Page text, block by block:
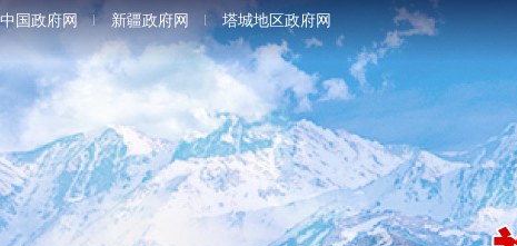
中国政府网 新疆政府网 塔城地区政府网